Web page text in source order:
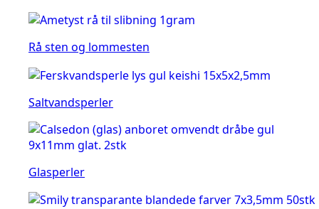
Rå sten og lommesten
Saltvandsperler
Glasperler